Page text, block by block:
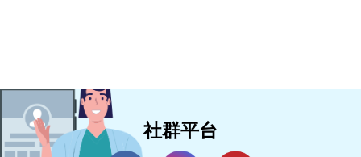
社群平台